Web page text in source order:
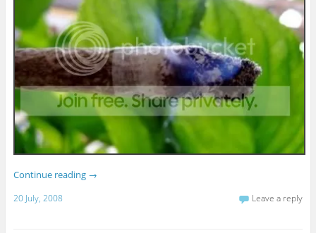
Continue reading →
20 July, 2008 Leave a reply